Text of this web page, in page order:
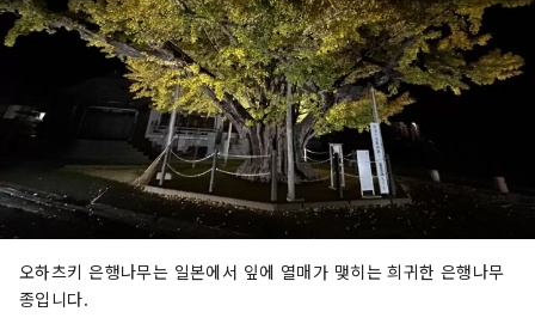
오하츠키 은행나무는 일본에서 잎에 열매가 맺히는 희귀한 은행나무
종입니다.